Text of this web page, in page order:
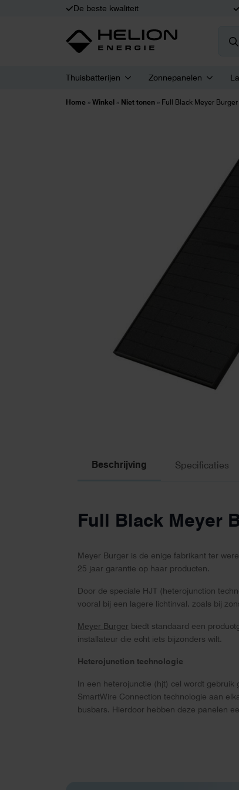
De beste kwaliteit
for:
Thuisbatterijen Zonnepanelen
Home » Winkel » Niet tonen » Full Black Meyer
Beschrijving Specificaties
Full Black Meyer
Meyer Burger is de enige fabrikant ter
25 jaar garantie op haar producten.
Door de speciale HJT (heterojunction
vooral bij een lagere lichtinval, zoals bij
Meyer Burger biedt standaard een
installateur die echt iets bijzonders wilt.
Heterojunction technologie
In een heterojunctie (hjt) cel wordt
SmartWire Connection technologie aan
busbars. Hierdoor hebben deze panelen